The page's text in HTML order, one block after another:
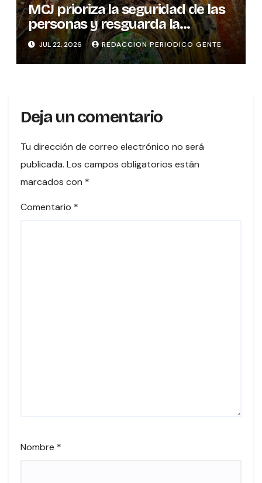
MCJ prioriza la seguridad de las
personas y resguarda la
memoria histórica del puente
sobre el río Tures
JUL 22, 2026 REDACCION PERIODICO GENTE
Deja un comentario
Tu dirección de correo electrónico no será
publicada. Los campos obligatorios están
marcados con *
Comentario *
Nombre *